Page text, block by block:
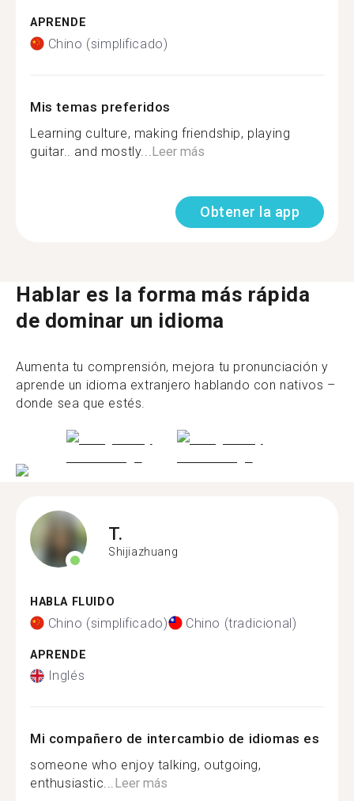
APRENDE
Chino (simplificado)
Mis temas preferidos
Learning culture, making friendship, playing
guitar.. and mostly... Leer más
Obtener la app
Hablar es la forma más rápida
de dominar un idioma
Aumenta tu comprensión, mejora tu pronunciación y
aprende un idioma extranjero hablando con nativos –
donde sea que estés.
T.
Shijiazhuang
HABLA FLUIDO
Chino (simplificado) Chino (tradicional)
APRENDE
Inglés
Mi compañero de intercambio de idiomas es
someone who enjoy talking, outgoing,
enthusiastic...Leer más